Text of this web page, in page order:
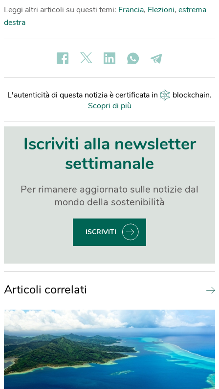
Leggi altri articoli su questi temi: Francia, Elezioni, estrema
destra
L'autenticità di questa notizia è certificata in blockchain.
Scopri di più
Iscriviti alla newsletter
settimanale
Per rimanere aggiornato sulle notizie dal
mondo della sostenibilità
ISCRIVITI
Articoli correlati